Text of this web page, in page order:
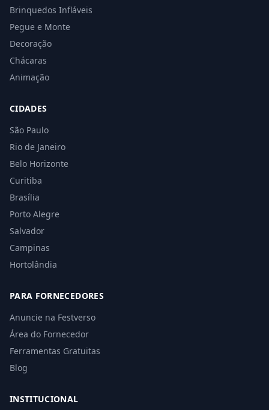
Brinquedos Infláveis
Pegue e Monte
Decoração
Chácaras
Animação
CIDADES
São Paulo
Rio de Janeiro
Belo Horizonte
Curitiba
Brasília
Porto Alegre
Salvador
Campinas
Hortolândia
PARA FORNECEDORES
Anuncie na Festverso
Área do Fornecedor
Ferramentas Gratuitas
Blog
INSTITUCIONAL